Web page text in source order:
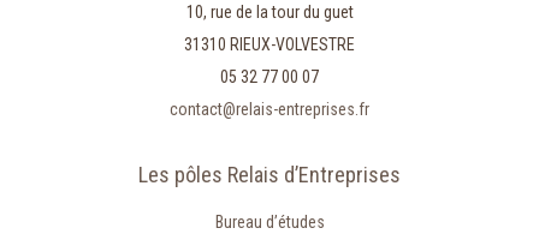
10, rue de la tour du guet
31310 RIEUX-VOLVESTRE
05 32 77 00 07
contact@relais-entreprises.fr
Les pôles Relais d’Entreprises
Bureau d’études